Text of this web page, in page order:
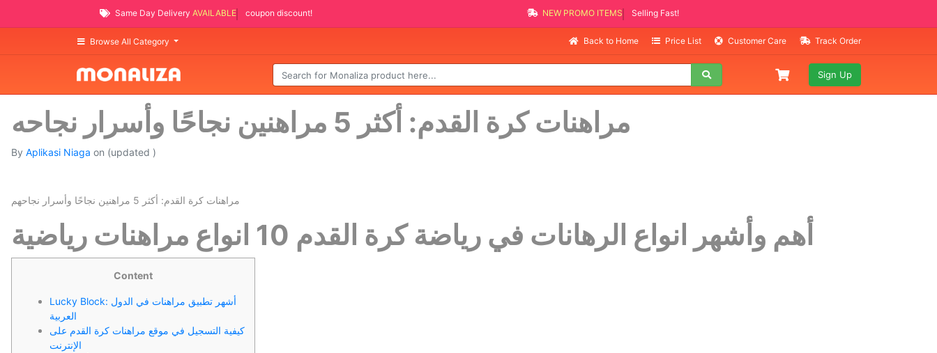
Same Day Delivery AVAILABLE coupon discount! NEW PROMO ITEMS Selling Fast!
Browse All Category Back to Home Price List Customer Care Track Order
Sign Up
مراهنات كرة القدم: أكثر 5 مراهنين نجاحًا وأسرار نجاحه
By Aplikasi Niaga on (updated )
مراهنات كرة القدم: أكثر 5 مراهنين نجاحًا وأسرار نجاحهم
أهم وأشهر انواع الرهانات في رياضة كرة القدم 10 انواع مراهنات رياضية
Content
Lucky Block: أشهر تطبيق مراهنات في الدول
العربية
كيفية التسجيل في موقع مراهنات كرة القدم على
الإنترنت